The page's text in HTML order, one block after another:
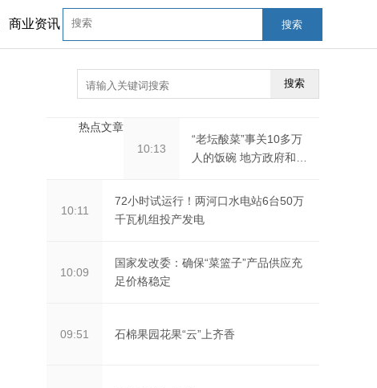
商业资讯 搜索
搜索
热点文章
10:13
“老坛酸菜”事关10多万
人的饭碗 地方政府和行
10:11
72小时试运行！两河口水电站6台50万
千瓦机组投产发电
10:09
国家发改委：确保“菜篮子”产品供应充
足价格稳定
09:51 石棉果园花果“云”上齐香